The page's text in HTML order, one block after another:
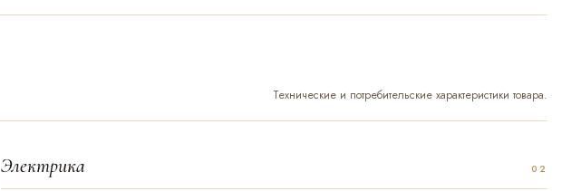
Технические и потребительские характеристики товара.
Электрика